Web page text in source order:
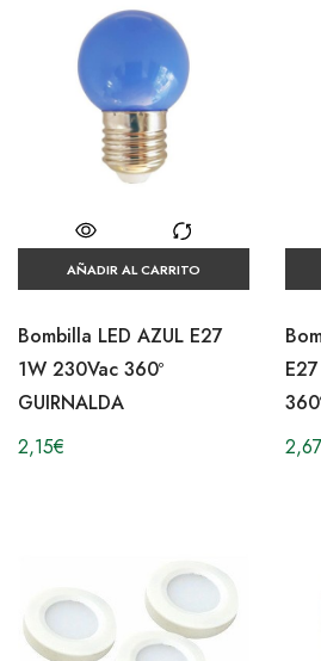
AÑADIR AL CARRITO
Bombilla LED AZUL E27
1W 230Vac 360º
GUIRNALDA
2,15€
2,67